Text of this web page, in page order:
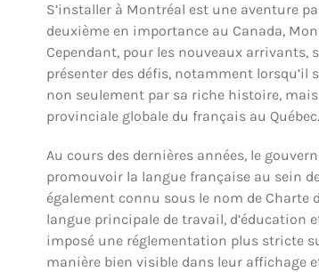
S’installer à Montréal est une aventure
deuxième en importance au Canada,
Cependant, pour les nouveaux
présenter des défis, notamment lorsqu’il
non seulement par sa riche histoire,
provinciale globale du français au Québec.
Au cours des dernières années, le
promouvoir la langue française au sein
également connu sous le nom de Charte
langue principale de travail, d’éducation
imposé une réglementation plus stricte
manière bien visible dans leur affichage